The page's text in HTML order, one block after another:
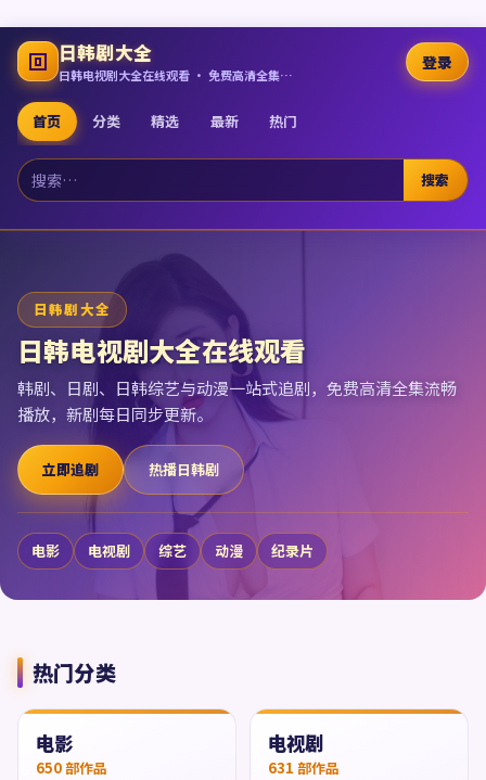
日韩剧大全
日韩电视剧大全在线观看 · 免费高清全集追剧
首页 分类 精选 最新 热门
搜索
登录
日韩剧大全
日韩电视剧大全在线观看
韩剧、日剧、日韩综艺与动漫一站式追剧，免费高清全集流畅
播放，新剧每日同步更新。
立即追剧 热播日韩剧
电影 电视剧 综艺 动漫 纪录片
热门分类
电影
650 部作品
电视剧
631 部作品